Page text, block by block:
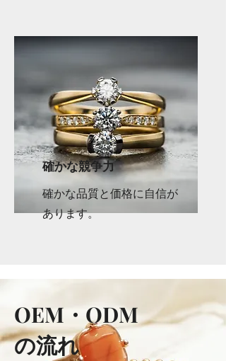
確かな競争力
確かな品質と価格に自信が
あります。
OEM・ODM
の流れ